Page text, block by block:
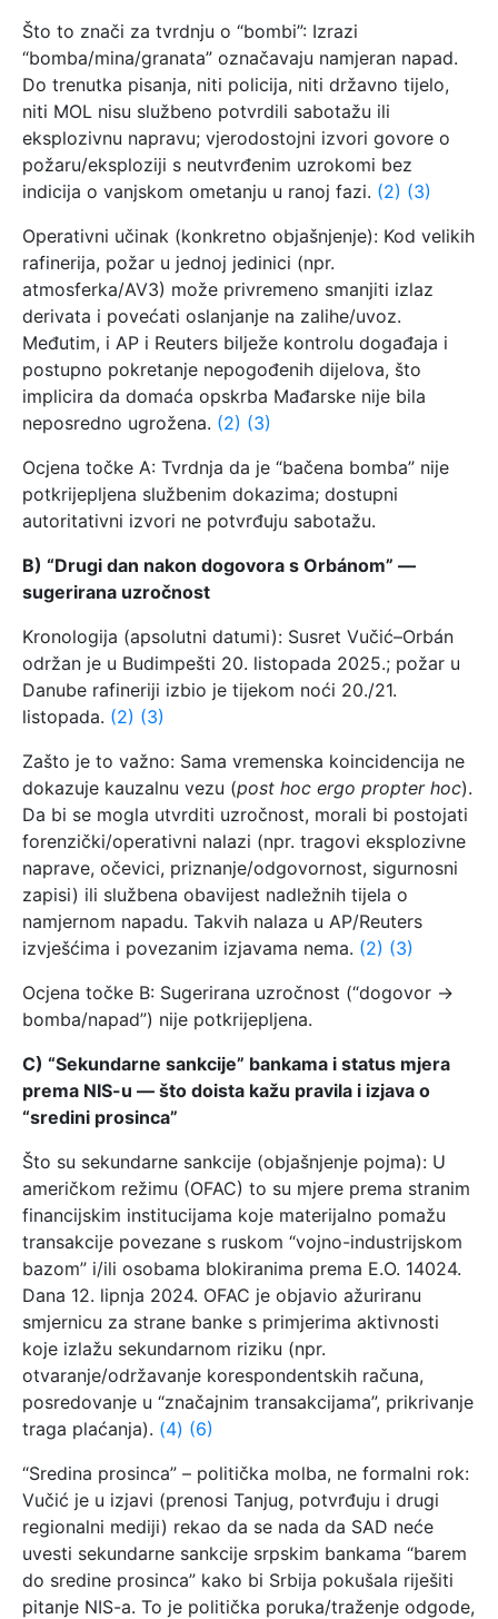
Što to znači za tvrdnju o “bombi”: Izrazi
“bomba/mina/granata” označavaju namjeran napad.
Do trenutka pisanja, niti policija, niti državno tijelo,
niti MOL nisu službeno potvrdili sabotažu ili
eksplozivnu napravu; vjerodostojni izvori govore o
požaru/eksploziji s neutvrđenim uzrokomi bez
indicija o vanjskom ometanju u ranoj fazi. (2) (3)
Operativni učinak (konkretno objašnjenje): Kod velikih
rafinerija, požar u jednoj jedinici (npr.
atmosferka/AV3) može privremeno smanjiti izlaz
derivata i povećati oslanjanje na zalihe/uvoz.
Međutim, i AP i Reuters bilježe kontrolu događaja i
postupno pokretanje nepogođenih dijelova, što
implicira da domaća opskrba Mađarske nije bila
neposredno ugrožena. (2) (3)
Ocjena točke A: Tvrdnja da je “bačena bomba” nije
potkrijepljena službenim dokazima; dostupni
autoritativni izvori ne potvrđuju sabotažu.
B) “Drugi dan nakon dogovora s Orbánom” —
sugerirana uzročnost
Kronologija (apsolutni datumi): Susret Vučić–Orbán
održan je u Budimpešti 20. listopada 2025.; požar u
Danube rafineriji izbio je tijekom noći 20./21.
listopada. (2) (3)
Zašto je to važno: Sama vremenska koincidencija ne
dokazuje kauzalnu vezu (post hoc ergo propter hoc).
Da bi se mogla utvrditi uzročnost, morali bi postojati
forenzički/operativni nalazi (npr. tragovi eksplozivne
naprave, očevici, priznanje/odgovornost, sigurnosni
zapisi) ili službena obavijest nadležnih tijela o
namjernom napadu. Takvih nalaza u AP/Reuters
izvješćima i povezanim izjavama nema. (2) (3)
Ocjena točke B: Sugerirana uzročnost (“dogovor →
bomba/napad”) nije potkrijepljena.
C) “Sekundarne sankcije” bankama i status mjera
prema NIS-u — što doista kažu pravila i izjava o
“sredini prosinca”
Što su sekundarne sankcije (objašnjenje pojma): U
američkom režimu (OFAC) to su mjere prema stranim
financijskim institucijama koje materijalno pomažu
transakcije povezane s ruskom “vojno-industrijskom
bazom” i/ili osobama blokiranima prema E.O. 14024.
Dana 12. lipnja 2024. OFAC je objavio ažuriranu
smjernicu za strane banke s primjerima aktivnosti
koje izlažu sekundarnom riziku (npr.
otvaranje/održavanje korespondentskih računa,
posredovanje u “značajnim transakcijama”, prikrivanje
traga plaćanja). (4) (6)
“Sredina prosinca” – politička molba, ne formalni rok:
Vučić je u izjavi (prenosi Tanjug, potvrđuju i drugi
regionalni mediji) rekao da se nada da SAD neće
uvesti sekundarne sankcije srpskim bankama “barem
do sredine prosinca” kako bi Srbija pokušala riješiti
pitanje NIS-a. To je politička poruka/traženje odgode,